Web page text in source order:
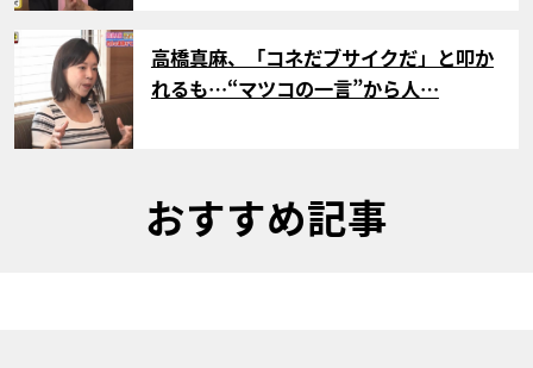
サムネイル
高橋真麻、「コネだブサイクだ」と叩か
れるも…“マツコの一言”から人…
おすすめ記事